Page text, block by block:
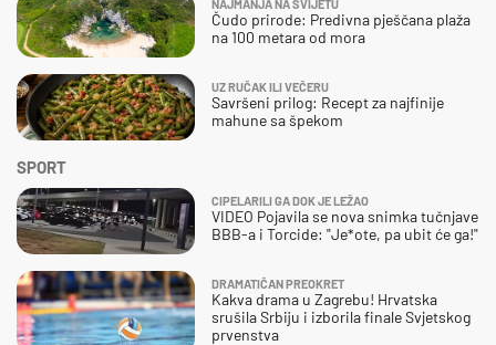
SPORT
CIPELARILI GA DOK JE LEŽAO
VIDEO Pojavila se nova snimka tučnjave
BBB-a i Torcide: "Je*ote, pa ubit će ga!"
DRAMATIČAN PREOKRET
Kakva drama u Zagrebu! Hrvatska
srušila Srbiju i izborila finale Svjetskog
prvenstva
NAJMANJA NA SVIJETU
Čudo prirode: Predivna pješčana plaža
na 100 metara od mora
UZ RUČAK ILI VEČERU
Savršeni prilog: Recept za najfinije
mahune sa špekom